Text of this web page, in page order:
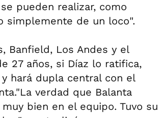
pueden realizar, como
simplemente de un loco".
Banfield, Los Andes y el
27 años, si Díaz lo ratifica,
hará dupla central con el
verdad que Balanta
bien en el equipo. Tuvo su